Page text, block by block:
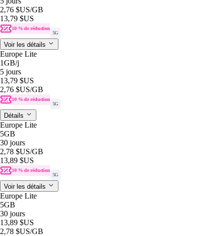
2,76 $US/GB
13,79 $US
10 % de réduction
5G
Voir les détails
Europe Lite
1GB/j
5 jours
13,79 $US
2,76 $US/GB
10 % de réduction
5G
Détails
Europe Lite
5GB
30 jours
2,78 $US/GB
13,89 $US
10 % de réduction
5G
Voir les détails
Europe Lite
5GB
30 jours
13,89 $US
2,78 $US/GB